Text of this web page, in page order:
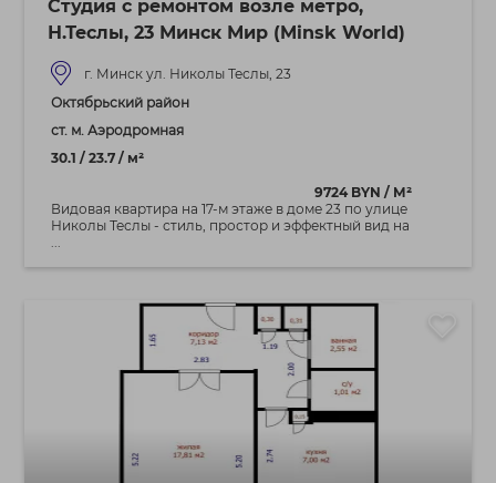
Студия с ремонтом возле метро,
Н.Теслы, 23 Минск Мир (Minsk World)
г. Минск ул. Николы Теслы, 23
Октябрьский район
ст. м. Аэродромная
30.1 / 23.7 / м²
9724 BYN / М²
Видовая квартира на 17‑м этаже в доме 23 по улице
Николы Теслы - стиль, простор и эффектный вид на
...